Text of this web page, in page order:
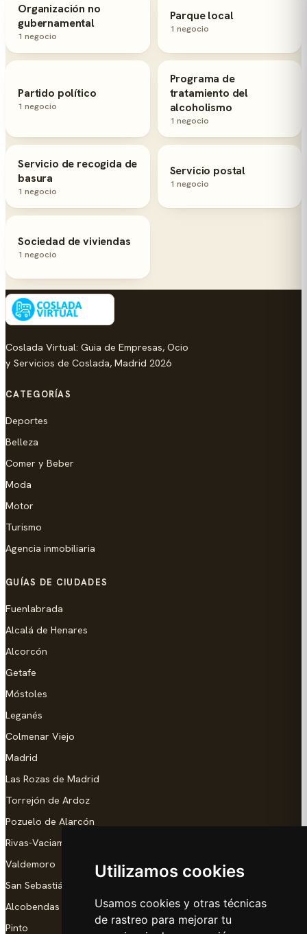
Utilizamos cookies
Usamos cookies y otras técnicas
de rastreo para mejorar tu
Organización no
gubernamental
1 negocio
Parque local
1 negocio
Partido político
1 negocio
Programa de
tratamiento del
alcoholismo
1 negocio
Servicio de recogida de
basura
1 negocio
Servicio postal
1 negocio
Sociedad de viviendas
1 negocio
Coslada Virtual: Guia de Empresas, Ocio
y Servicios de Coslada, Madrid 2026
CATEGORÍAS
Deportes
Belleza
Comer y Beber
Moda
Motor
Turismo
Agencia inmobiliaria
GUÍAS DE CIUDADES
Fuenlabrada
Alcalá de Henares
Alcorcón
Getafe
Móstoles
Leganés
Colmenar Viejo
Madrid
Las Rozas de Madrid
Torrejón de Ardoz
Pozuelo de Alarcón
Rivas-Vaciamadrid
Valdemoro
San Sebastián de los Reyes
Alcobendas
Pinto